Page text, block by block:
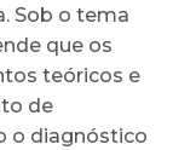
Sob o tema
que os
teóricos e
de
o diagnóstico